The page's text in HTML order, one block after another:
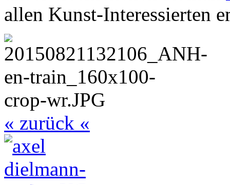
allen Kunst-Interessierten
« zurück «